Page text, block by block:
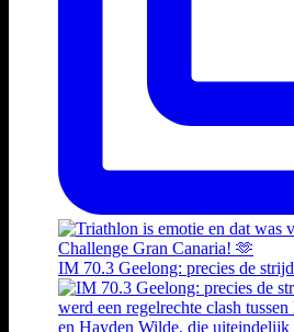
IM 70.3 Geelong: precies de